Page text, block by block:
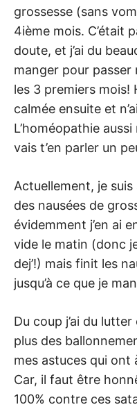
grossesse (sans
4ième mois. C’était
doute, et j’ai du
manger pour passer
les 3 premiers mois!
calmée ensuite et
L’homéopathie
vais t’en parler un
Actuellement, je
des nausées de
évidemment j’en ai
vide le matin (donc
dej’!) mais finit les
jusqu’à ce que je
Du coup j’ai du
plus des
mes astuces qui ont
Car, il faut être
100% contre ces